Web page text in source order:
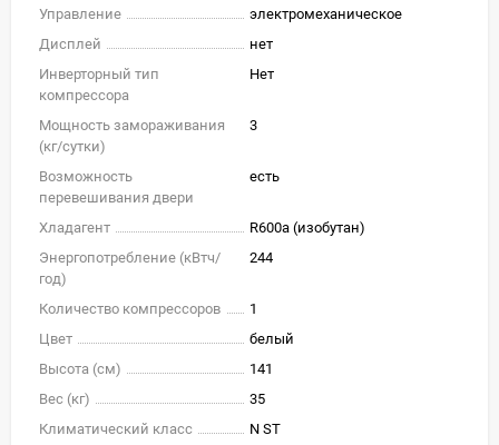
Управление
электромеханическое
Дисплей
нет
Инверторный тип
компрессора
Нет
Мощность замораживания
(кг/cутки)
3
Возможность
перевешивания двери
есть
Хладагент
R600a (изобутан)
Энергопотребление (кВтч/
год)
244
Количество компрессоров
1
Цвет
белый
Высота (см)
141
Вес (кг)
35
Климатический класс
N ST